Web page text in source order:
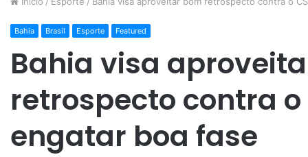
Bahia Brasil Esporte Featured
Bahia visa
retrospecto contra o
engatar boa fase